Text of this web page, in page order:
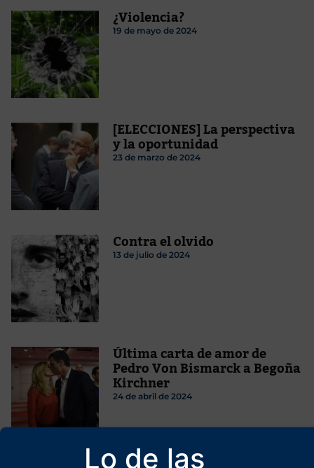
Lo de las
¿Violencia?
19 de mayo de 2024
[ELECCIONES] La perspectiva
y la oportunidad
23 de marzo de 2024
Contra el olvido
13 de julio de 2024
Última carta de amor de
Pedro Von Bismarck a Begoña
Kirchner
24 de abril de 2024